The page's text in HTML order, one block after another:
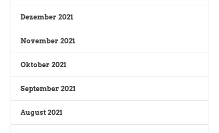
Dezember 2021
November 2021
Oktober 2021
September 2021
August 2021